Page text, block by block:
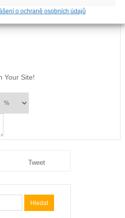
o ochraně osobních údajů
Your Site!
Tweet